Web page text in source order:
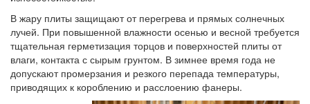
В жару плиты защищают от перегрева и прямых солнечных
лучей. При повышенной влажности осенью и весной требуется
тщательная герметизация торцов и поверхностей плиты от
влаги, контакта с сырым грунтом. В зимнее время года не
допускают промерзания и резкого перепада температуры,
приводящих к короблению и расслоению фанеры.